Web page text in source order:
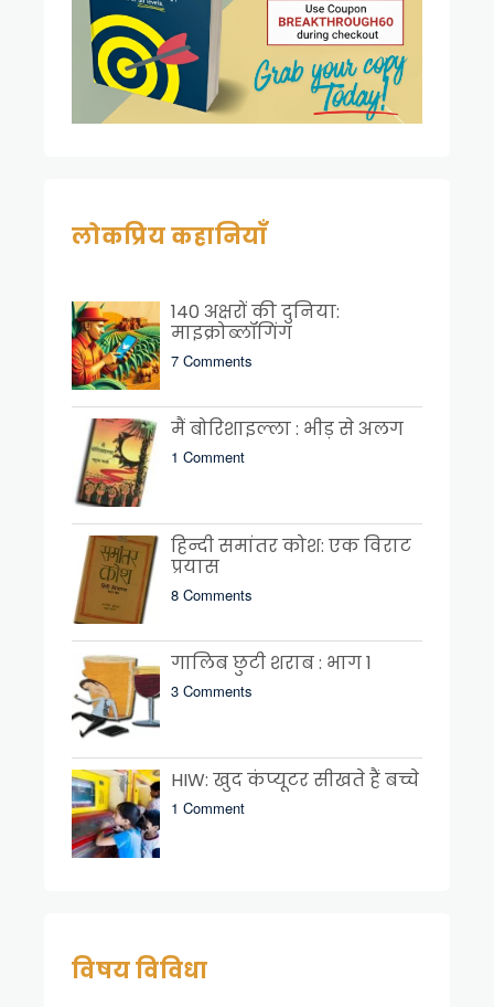
लोकप्रिय कहानियाँ
140 अक्षरों की दुनिया:
माइक्रोब्लॉगिंग
7 Comments
मैं बोरिशाइल्ला : भीड़ से अलग
1 Comment
हिन्दी समांतर कोश: एक विराट
प्रयास
8 Comments
गालिब छुटी शराब : भाग 1
3 Comments
HIW: खुद कंप्यूटर सीखते हैं बच्चे
1 Comment
विषय विविधा